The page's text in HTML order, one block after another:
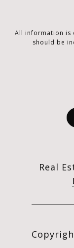
All information is
should be
Real